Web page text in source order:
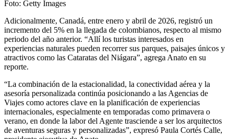
Foto: Getty Images
Adicionalmente, Canadá, entre enero y abril de 2026, registró un
incremento del 5% en la llegada de colombianos, respecto al mismo
periodo del año anterior. “Allí los turistas interesados en
experiencias naturales pueden recorrer sus parques, paisajes únicos y
atractivos como las Cataratas del Niágara”, agrega Anato en su
reporte.
“La combinación de la estacionalidad, la conectividad aérea y la
asesoría personalizada continúa posicionando a las Agencias de
Viajes como actores clave en la planificación de experiencias
internacionales, especialmente en temporadas como primavera o
verano, en donde la labor del Agente trasciende a ser los arquitectos
de aventuras seguras y personalizadas”, expresó Paula Cortés Calle,